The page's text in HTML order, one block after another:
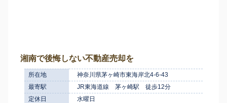
湘南で後悔しない不動産売却を
所在地
神奈川県茅ヶ崎市東海岸北4-6-43
最寄駅
JR東海道線 茅ヶ崎駅 徒歩12分
定休日
水曜日